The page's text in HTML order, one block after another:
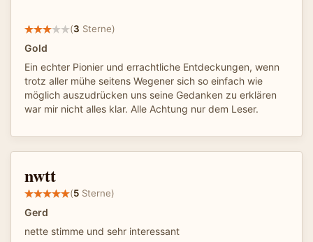
(3 Sterne)
Gold
Ein echter Pionier und errachtliche Entdeckungen, wenn
trotz aller mühe seitens Wegener sich so einfach wie
möglich auszudrücken uns seine Gedanken zu erklären
war mir nicht alles klar. Alle Achtung nur dem Leser.
nwtt
(5 Sterne)
Gerd
nette stimme und sehr interessant